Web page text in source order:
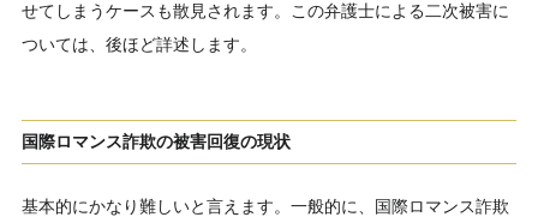
せてしまうケースも散見されます。この弁護士による二次被害に
ついては、後ほど詳述します。
国際ロマンス詐欺の被害回復の現状
基本的にかなり難しいと言えます。一般的に、国際ロマンス詐欺